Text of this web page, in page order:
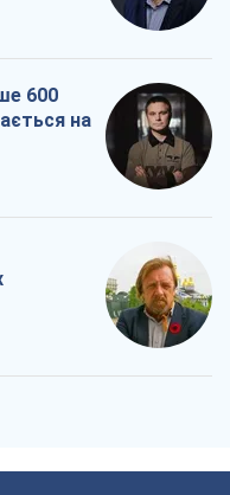
600
на